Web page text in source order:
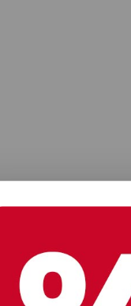
Sie keine
Jetzt
den Sie bei Ihrem